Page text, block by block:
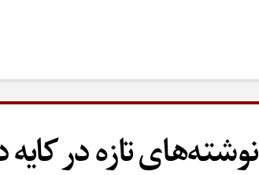
نوشته‌های تازه در